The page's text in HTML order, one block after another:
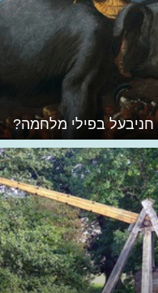
בפילי מלחמה?